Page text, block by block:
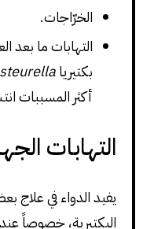
الخرّاجات.
التهابات ما بعد
بكتيريا
أكثر المسببات
التهابات
يفيد الدواء في علاج
البكتيرية، خصوصاً